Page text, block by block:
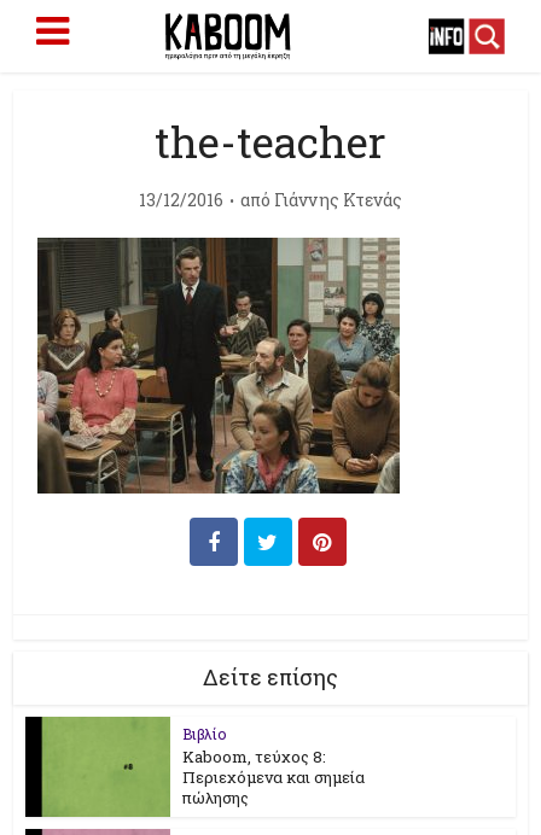
the-teacher
13/12/2016 από Γιάννης Κτενάς
Δείτε επίσης
Βιβλίο
Kaboom, τεύχος 8:
Περιεχόμενα και σημεία
πώλησης